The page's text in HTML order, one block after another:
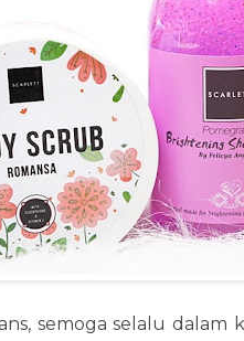
semoga selalu dalam